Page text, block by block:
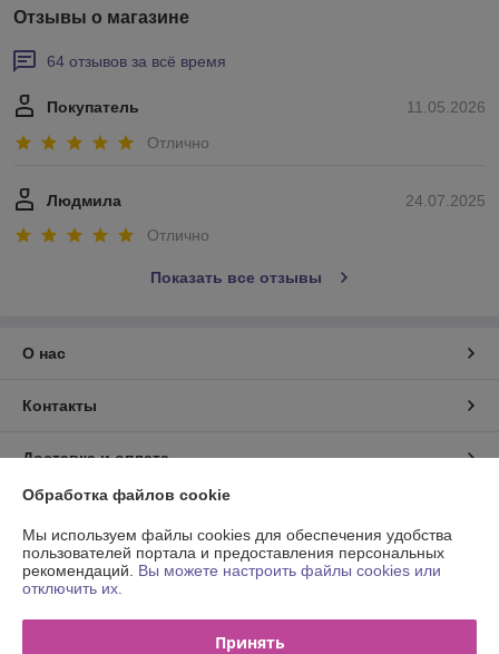
Отзывы о магазине
64 отзывов за всё время
11.05.2026
Покупатель
Отлично
24.07.2025
Людмила
Отлично
Показать все отзывы
О нас
Контакты
Доставка и оплата
Полная версия сайта
Обработка файлов cookie
Мы используем файлы cookies для обеспечения удобства
пользователей портала и предоставления персональных
рекомендаций. Вы можете настроить файлы cookies или
отключить их.
Принять